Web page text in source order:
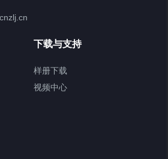
热循环器
下载与支持
样册下载
视频中心